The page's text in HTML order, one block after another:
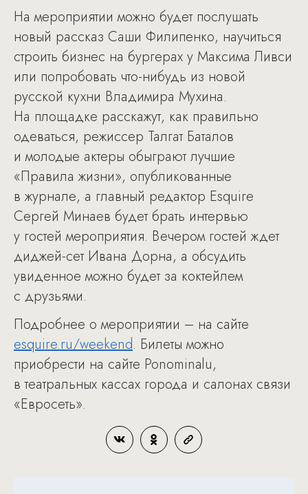
На мероприятии можно будет послушать
новый рассказ Саши Филипенко, научиться
строить бизнес на бургерах у Максима Ливси
или попробовать что-нибудь из новой
русской кухни Владимира Мухина.
На площадке расскажут, как правильно
одеваться, режиссер Талгат Баталов
и молодые актеры обыграют лучшие
«Правила жизни», опубликованные
в журнале, а главный редактор Esquire
Сергей Минаев будет брать интервью
у гостей мероприятия. Вечером гостей ждет
диджей-сет Ивана Дорна, а обсудить
увиденное можно будет за коктейлем
с друзьями.
Подробнее о мероприятии – на сайте
esquire.ru/weekend. Билеты можно
приобрести на сайте Ponominalu,
в театральных кассах города и салонах связи
«Евросеть».